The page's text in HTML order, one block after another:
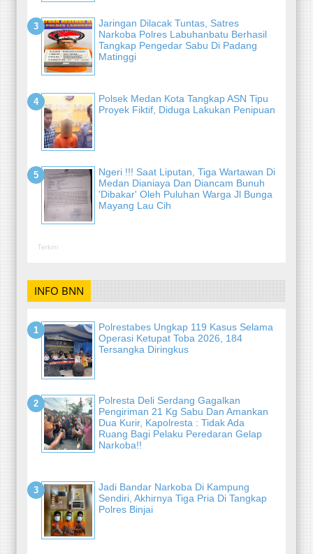
Jaringan Dilacak Tuntas, Satres
Narkoba Polres Labuhanbatu Berhasil
Tangkap Pengedar Sabu Di Padang
Matinggi
Polsek Medan Kota Tangkap ASN Tipu
Proyek Fiktif, Diduga Lakukan Penipuan
Ngeri !!! Saat Liputan, Tiga Wartawan Di
Medan Dianiaya Dan Diancam Bunuh
'Dibakar' Oleh Puluhan Warga Jl Bunga
Mayang Lau Cih
Terkini
INFO BNN
Polrestabes Ungkap 119 Kasus Selama
Operasi Ketupat Toba 2026, 184
Tersangka Diringkus
Polresta Deli Serdang Gagalkan
Pengiriman 21 Kg Sabu Dan Amankan
Dua Kurir, Kapolresta : Tidak Ada
Ruang Bagi Pelaku Peredaran Gelap
Narkoba!!
Jadi Bandar Narkoba Di Kampung
Sendiri, Akhirnya Tiga Pria Di Tangkap
Polres Binjai